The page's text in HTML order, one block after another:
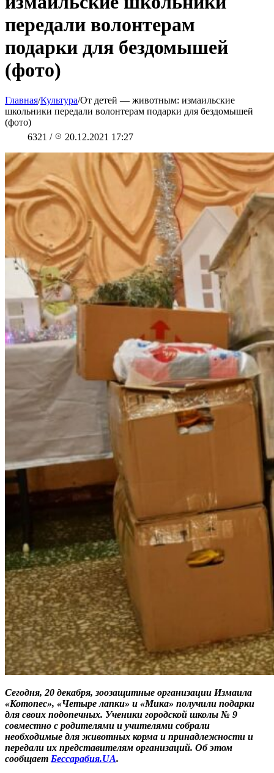
передали волонтерам
подарки для бездомышей
(фото)
Главная/Культура/От детей — животным: измаильские
школьники передали волонтерам подарки для бездомышей
(фото)
6321 / 20.12.2021 17:27
Сегодня, 20 декабря, зоозащитные организации Измаила
«Котопес», «Четыре лапки» и «Мика» получили подарки
для своих подопечных. Ученики городской школы № 9
совместно с родителями и учителями собрали
необходимые для животных корма и принадлежности и
передали их представителям организаций. Об этом
сообщает Бессарабия.UA.